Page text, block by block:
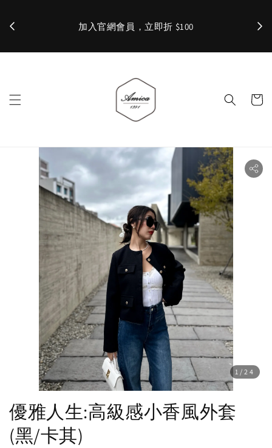
加入官網會員，立即折 $100 ✨
1 /24
優雅人生:高級感小香風外套
(黑/卡其)